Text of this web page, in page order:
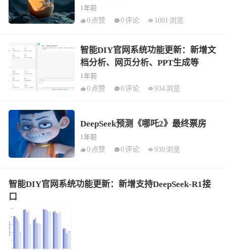
1年前
0 点赞 0评论 1001 浏览
智能DIY官网系统功能更新：新增文
档分析、网页分析、PPT生成等
1年前
0 点赞 0评论 934 浏览
DeepSeek预测《哪吒2》最终票房
1年前
0 点赞 0评论 930 浏览
智能DIY官网系统功能更新：新增支持DeepSeek-R1接
口